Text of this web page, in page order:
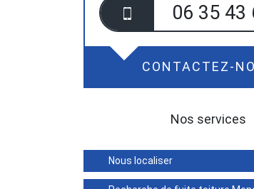
06 35 43
CONTACTEZ-
Nos services
Nous localiser